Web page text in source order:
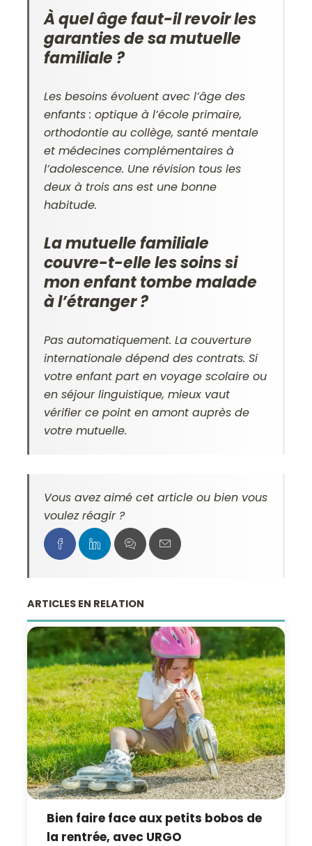
À quel âge faut-il revoir les
garanties de sa mutuelle
familiale ?
Les besoins évoluent avec l’âge des
enfants : optique à l’école primaire,
orthodontie au collège, santé mentale
et médecines complémentaires à
l’adolescence. Une révision tous les
deux à trois ans est une bonne
habitude.
La mutuelle familiale
couvre-t-elle les soins si
mon enfant tombe malade
à l’étranger ?
Pas automatiquement. La couverture
internationale dépend des contrats. Si
votre enfant part en voyage scolaire ou
en séjour linguistique, mieux vaut
vérifier ce point en amont auprès de
votre mutuelle.
Vous avez aimé cet article ou bien vous
voulez réagir ?
ARTICLES EN RELATION
Bien faire face aux petits bobos de
la rentrée, avec URGO